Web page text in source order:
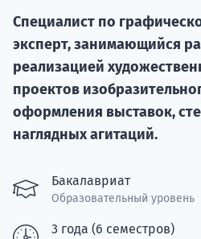
Специалист по
эксперт, занимающийся
реализацией
проектов
оформления выставок,
наглядных агитаций.
Бакалавриат
Образовательный уровень
3 года (6 семестров)